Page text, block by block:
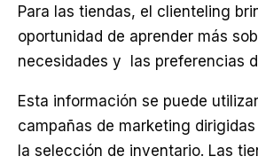
Para las tiendas, el clienteling
oportunidad de aprender más
necesidades y las preferencias
Esta información se puede
campañas de marketing
la selección de inventario. Las